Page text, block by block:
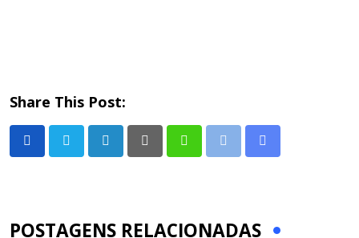
Share This Post:
LinkedInPinterestWhatsappPrint
Share
POSTAGENS RELACIONADAS